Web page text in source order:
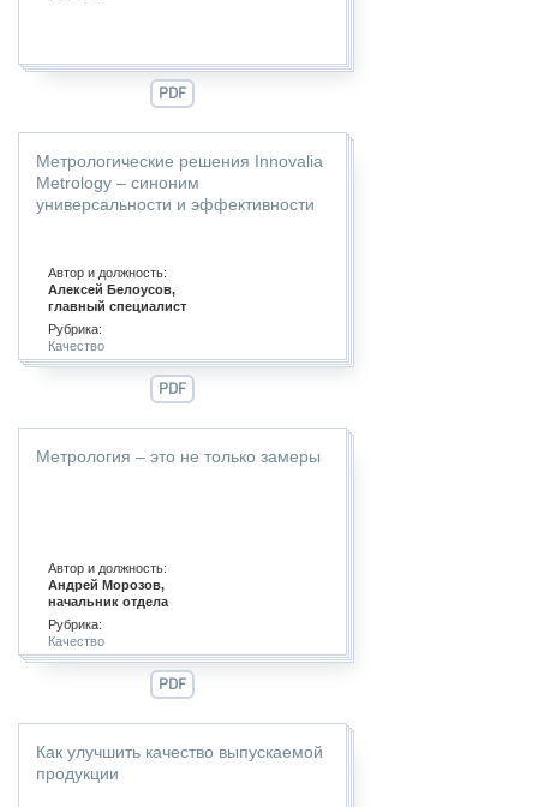
PDF
Метрологические решения Innovalia
Metrology – синоним
универсальности и эффективности
Автор и должность:
Алексей Белоусов,
главный специалист
Рубрика:
Качество
PDF
Метрология – это не только замеры
Автор и должность:
Андрей Морозов,
начальник отдела
Рубрика:
Качество
PDF
Как улучшить качество выпускаемой
продукции